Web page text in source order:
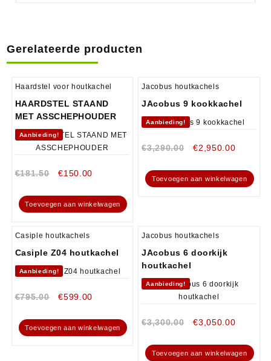
Gerelateerde producten
Haardstel voor houtkachel
HAARDSTEL STAAND
MET ASSCHEPHOUDER
Aanbieding!
€181.50 €150.00
Toevoegen aan winkelwagen
Jacobus houtkachels
JAcobus 9 kookkachel
Aanbieding!
€3,290.00 €2,950.00
Toevoegen aan winkelwagen
Casiple houtkachels
Casiple Z04 houtkachel
Aanbieding!
€795.00 €599.00
Toevoegen aan winkelwagen
Jacobus houtkachels
JAcobus 6 doorkijk
houtkachel
Aanbieding!
€3,300.00 €3,050.00
Toevoegen aan winkelwagen